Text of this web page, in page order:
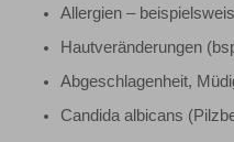
Allergien –
Hautveränderungen
Abgeschlagenheit,
Candida albicans